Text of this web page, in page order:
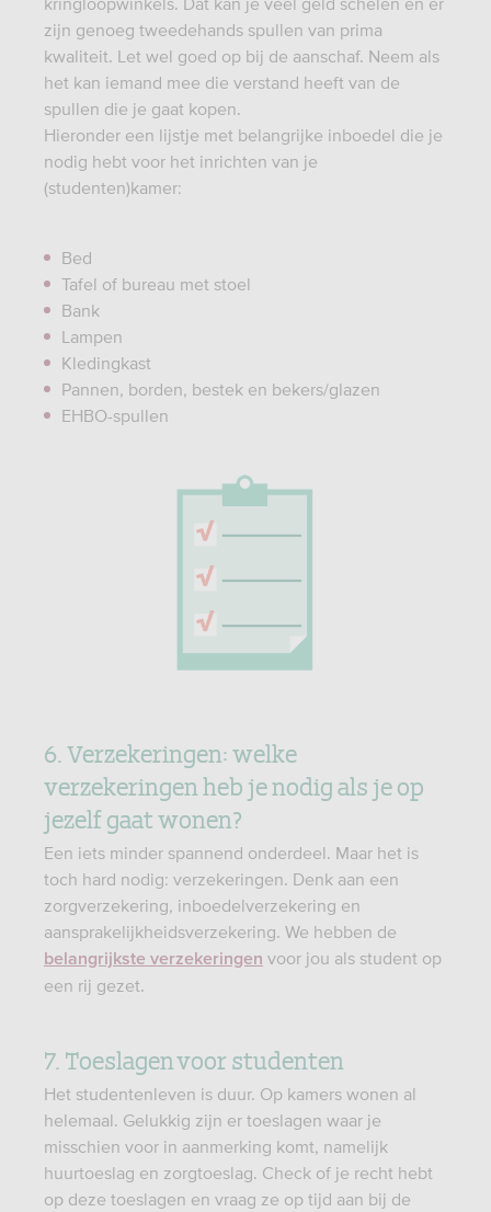
zijn genoeg tweedehands spullen van prima
kwaliteit. Let wel goed op bij de aanschaf. Neem als
het kan iemand mee die verstand heeft van de
spullen die je gaat kopen.
Hieronder een lijstje met belangrijke inboedel die je
nodig hebt voor het inrichten van je
(studenten)kamer:
Bed
Tafel of bureau met stoel
Bank
Lampen
Kledingkast
Pannen, borden, bestek en bekers/glazen
EHBO-spullen
6. Verzekeringen: welke
verzekeringen heb je nodig als je op
jezelf gaat wonen?
Een iets minder spannend onderdeel. Maar het is
toch hard nodig: verzekeringen. Denk aan een
zorgverzekering, inboedelverzekering en
aansprakelijkheidsverzekering. We hebben de
belangrijkste verzekeringen voor jou als student op
een rij gezet.
7. Toeslagen voor studenten
Het studentenleven is duur. Op kamers wonen al
helemaal. Gelukkig zijn er toeslagen waar je
misschien voor in aanmerking komt, namelijk
huurtoeslag en zorgtoeslag. Check of je recht hebt
op deze toeslagen en vraag ze op tijd aan bij de